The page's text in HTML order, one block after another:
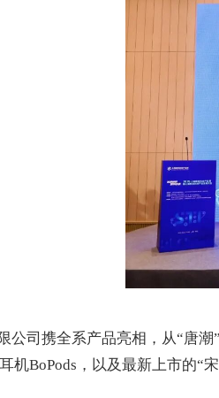
公司携全系产品亮相，从“唐潮”
机BoPods ，以及最新上市的“